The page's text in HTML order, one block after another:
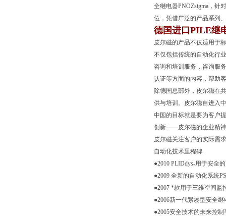
全继电器PNOZsigma，针
位，凭借广泛的产品系列
德国进口PILE继
皮尔磁的产品不仅适用于
不仅包括传统的自动化行
咨询和培训服务，咨询服
认证等方面的内容，帮助
除德国总部外，皮尔磁在
供与培训。皮尔磁自进入
中国的目标就是要为客户
创新——皮尔磁的企业精神
皮尔磁关注客户的实际需
自动化技术里程碑
●2010 PLIDdys-用于安全
●2009 全新的自动化系统
●2007 *款用于三维空间监
●2006新一代紧凑型安全继
●2005安全技术的未来控制